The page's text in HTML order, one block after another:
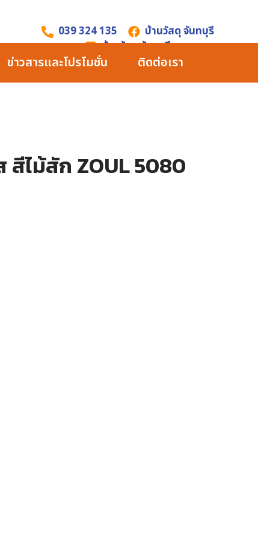
039 324 135
บ้านวัสดุ จันทบุรี
บ้านวัสดุ จันทบุรี
ข่าวสารและโปรโมชั่น ติดต่อเรา
ไม้สัก ZOUL 5080